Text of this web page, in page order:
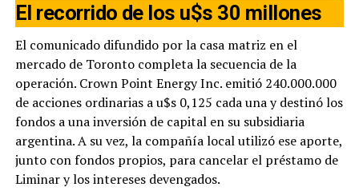
El recorrido de los u$s 30 millones
El comunicado difundido por la casa matriz en el
mercado de Toronto completa la secuencia de la
operación. Crown Point Energy Inc. emitió 240.000.000
de acciones ordinarias a u$s 0,125 cada una y destinó los
fondos a una inversión de capital en su subsidiaria
argentina. A su vez, la compañía local utilizó ese aporte,
junto con fondos propios, para cancelar el préstamo de
Liminar y los intereses devengados.